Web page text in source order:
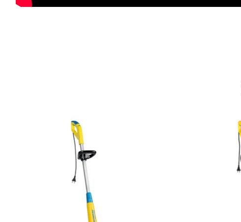
Items van productcarrousel